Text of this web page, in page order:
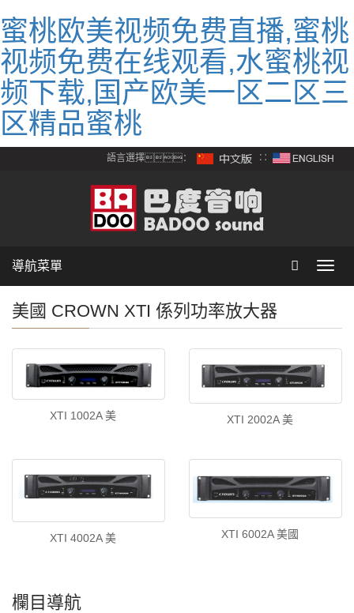
蜜桃欧美视频免费直播,蜜桃
视频免费在线观看,水蜜桃视
频下载,国产欧美一区二区三
区精品蜜桃
語言選擇： ∷
導航菜單
美國 CROWN XTI 係列功率放大器
XTI 1002A 美 XTI 2002A 美
XTI 4002A 美 XTI 6002A 美國
欄目導航